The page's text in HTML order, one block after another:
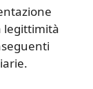
legittimità